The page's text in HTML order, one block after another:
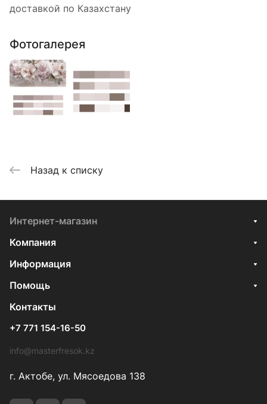
доставкой по Казахстану
Фотогалерея
Назад к списку
Интернет-магазин
Компания
Информация
Помощь
Контакты
+7 771 154-16-50
info@masterfresok.kz
г. Актобе, ул. Мясоедова 138